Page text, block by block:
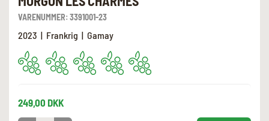
VARENUMMER: 3391001-23
2023 | Frankrig | Gamay
249,00 DKK